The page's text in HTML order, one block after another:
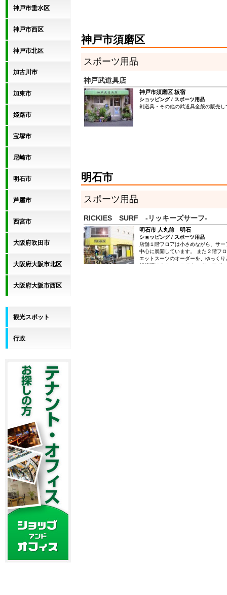
神戸市垂水区
神戸市西区
神戸市北区
加古川市
加東市
姫路市
宝塚市
尼崎市
明石市
芦屋市
西宮市
大阪府吹田市
大阪府大阪市北区
大阪府大阪市西区
観光スポット
行政
神戸市須磨区
スポーツ用品
神戸武道具店
神戸市須磨区 板宿
ショッピング / スポーツ用品
剣道具・その他の武道具全般の販売し
明石市
スポーツ用品
RICKIES SURF -リッキーズサーフ-
明石市 人丸前 明石
ショッピング / スポーツ用品
店舗１階フロアは小さめながら、サ
中心に展開しています。 また２階フ
エットスーツのオーダーを、ゆっく
相談頂けるスペースです。 サーフボ